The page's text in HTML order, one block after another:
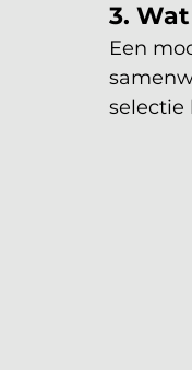
3.
Een
selectie